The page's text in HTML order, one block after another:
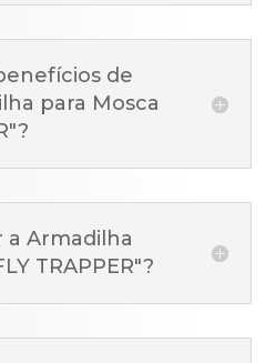
de
para Mosca
a Armadilha
TRAPPER"?